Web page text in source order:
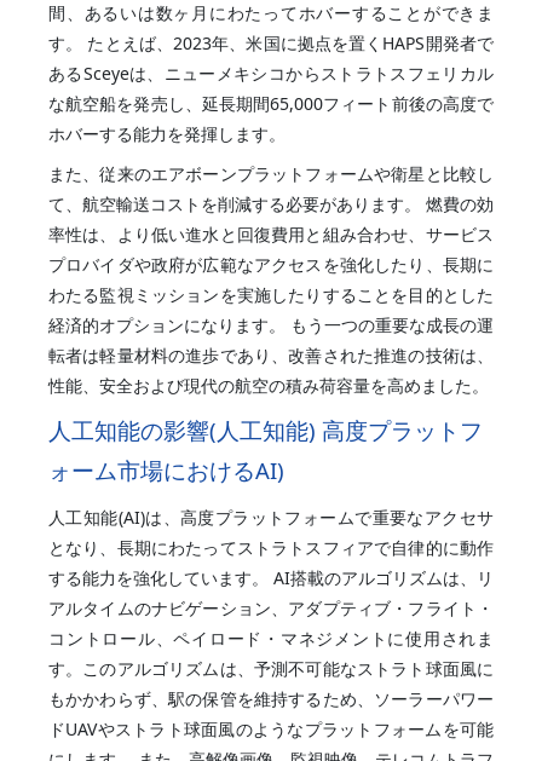
間、あるいは数ヶ月にわたってホバーすることができま
す。 たとえば、2023年、米国に拠点を置くHAPS開発者で
あるSceyeは、ニューメキシコからストラトスフェリカル
な航空船を発売し、延長期間65,000フィート前後の高度で
ホバーする能力を発揮します。
また、従来のエアボーンプラットフォームや衛星と比較し
て、航空輸送コストを削減する必要があります。 燃費の効
率性は、より低い進水と回復費用と組み合わせ、サービス
プロバイダや政府が広範なアクセスを強化したり、長期に
わたる監視ミッションを実施したりすることを目的とした
経済的オプションになります。 もう一つの重要な成長の運
転者は軽量材料の進歩であり、改善された推進の技術は、
性能、安全および現代の航空の積み荷容量を高めました。
人工知能の影響(人工知能) 高度プラットフ
ォーム市場におけるAI)
人工知能(AI)は、高度プラットフォームで重要なアクセサ
となり、長期にわたってストラトスフィアで自律的に動作
する能力を強化しています。 AI搭載のアルゴリズムは、リ
アルタイムのナビゲーション、アダプティブ・フライト・
コントロール、ペイロード・マネジメントに使用されま
す。このアルゴリズムは、予測不可能なストラト球面風に
もかかわらず、駅の保管を維持するため、ソーラーパワー
ドUAVやストラト球面風のようなプラットフォームを可能